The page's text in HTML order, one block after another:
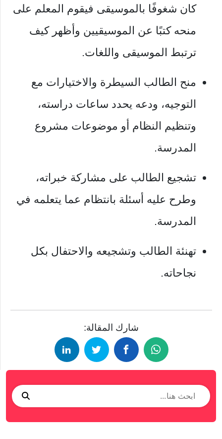
كان شغوفًا بالموسيقى فيقوم المعلم على
منحه كتبًا عن الموسيقيين وأظهر كيف
ترتبط الموسيقى واللغات.
منح الطالب السيطرة والاختيارات مع
التوجيه، ودعه يحدد ساعات دراسته،
وتنظيم النظام أو موضوعات مشروع
المدرسة.
تشجيع الطالب على مشاركة خبراته،
وطرح عليه أسئلة بانتظام عما يتعلمه في
المدرسة.
تهنئة الطالب وتشجيعه والاحتفال بكل
نجاحاته.
شارك المقالة: